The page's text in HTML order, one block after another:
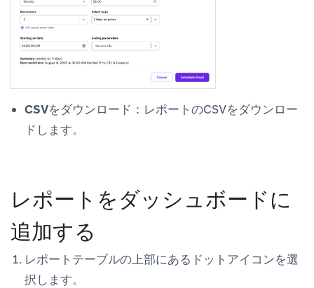
CSVをダウンロード： レポートのCSVをダウンロー
ドします。
レポートをダッシュボードに
追加する
レポートテーブルの上部にあるドットアイコンを選
択します。